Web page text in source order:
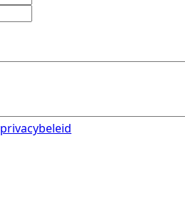
privacybeleid